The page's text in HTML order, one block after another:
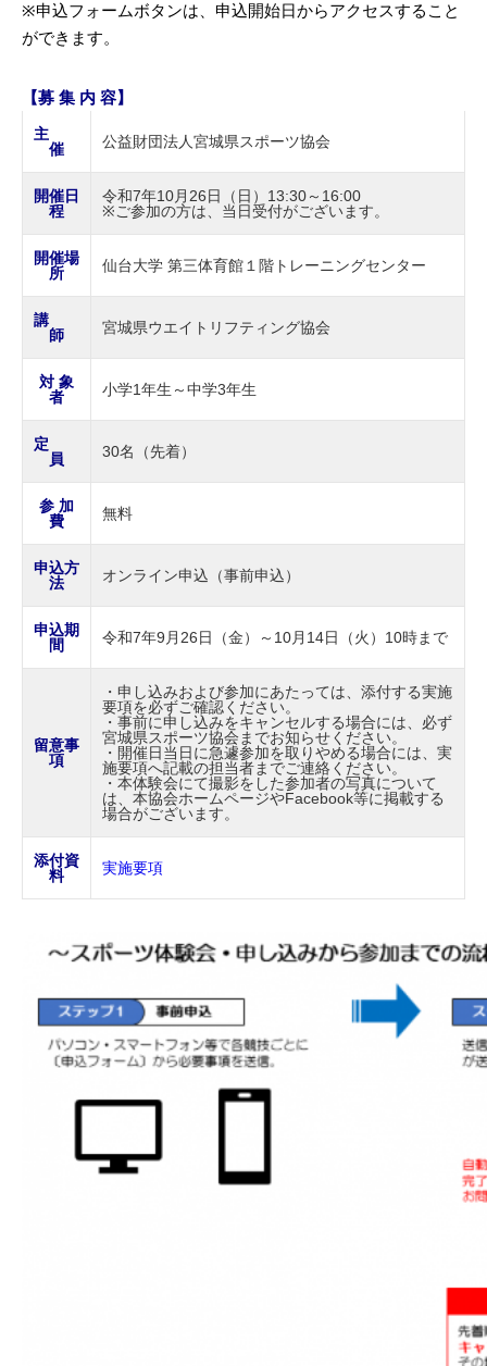
※申込フォームボタンは、申込開始日からアクセスすること
ができます。
【募 集 内 容】
主
催
公益財団法人宮城県スポーツ協会
開催日
程
令和7年10月26日（日）13:30～16:00
※ご参加の方は、当日受付がございます。
開催場
所
仙台大学 第三体育館１階トレーニングセンター
講
師
宮城県ウエイトリフティング協会
対 象
者
小学1年生～中学3年生
定
員
30名（先着）
参 加
費
無料
申込方
法
オンライン申込（事前申込）
申込期
間
令和7年9月26日（金）～10月14日（火）10時まで
留意事
項
・申し込みおよび参加にあたっては、添付する実施
要項を必ずご確認ください。
・事前に申し込みをキャンセルする場合には、必ず
宮城県スポーツ協会までお知らせください。
・開催日当日に急遽参加を取りやめる場合には、実
施要項へ記載の担当者までご連絡ください。
・本体験会にて撮影をした参加者の写真について
は、本協会ホームページやFacebook等に掲載する
場合がございます。
添付資
料
実施要項